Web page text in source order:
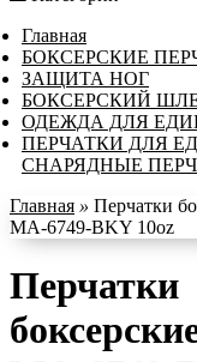
Главная
БОКСЕРСКИЕ
ЗАЩИТА НОГ
БОКСЕРСКИЙ
ОДЕЖДА ДЛЯ
ПЕРЧАТКИ ДЛЯ
СНАРЯДНЫЕ
Главная » Перчатки
MA-6749-BKY 10oz
Перчатки